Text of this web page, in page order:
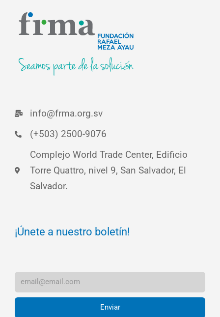
info@frma.org.sv
(+503) 2500-9076
Complejo World Trade Center, Edificio
Torre Quattro, nivel 9, San Salvador, El
Salvador.
¡Únete a nuestro boletín!
Enviar